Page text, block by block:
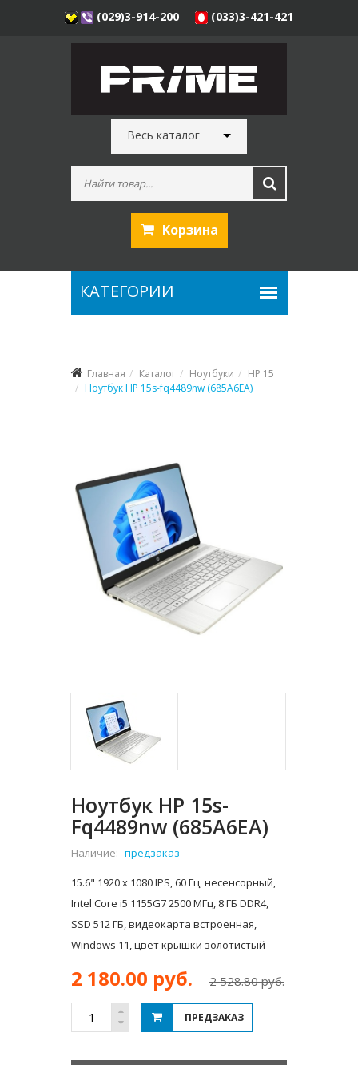
(029)3-914-200 (033)3-421-421
Весь каталог
Корзина
Главная Каталог Ноутбуки
HP 15
Ноутбук HP 15s-fq4489nw (685A6EA)
Ноутбук HP 15s-
Fq4489nw (685A6EA)
Наличие: предзаказ
15.6" 1920 x 1080 IPS, 60 Гц, несенсорный,
Intel Core i5 1155G7 2500 МГц, 8 ГБ DDR4,
SSD 512 ГБ, видеокарта встроенная,
Windows 11, цвет крышки золотистый
2 180.00 руб. 2 528.80 руб.
ПРЕДЗАКАЗ